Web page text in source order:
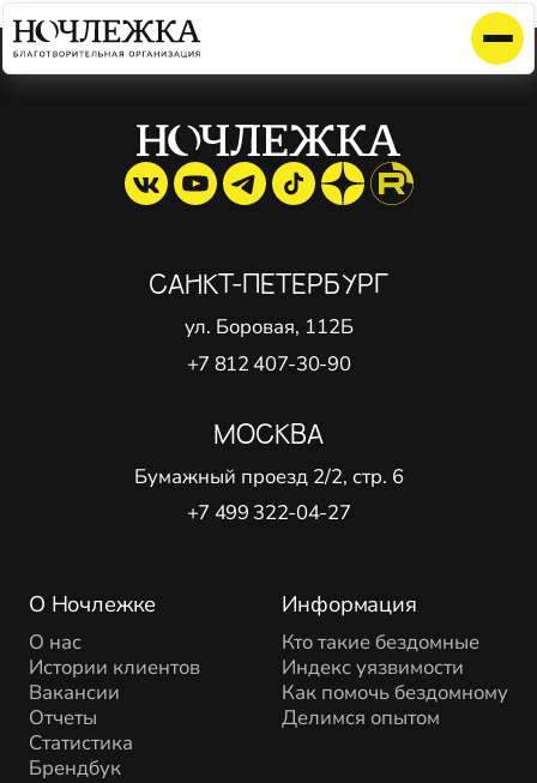
Элемент не найден!
О Ночлежке
О нас
Истории клиентов
Вакансии
Отчеты
Статистика
Брендбук
Информация
Кто такие бездомные
Индекс уязвимости
Как помочь бездомному
Делимся опытом
САНКТ-ПЕТЕРБУРГ
ул. Боровая, 112Б
+7 812 407-30-90
МОСКВА
Бумажный проезд 2/2, стр. 6
+7 499 322-04-27